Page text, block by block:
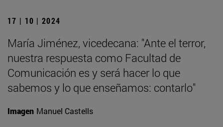
17 | 10 | 2024
María Jiménez, vicedecana: "Ante el terror,
nuestra respuesta como Facultad de
Comunicación es y será hacer lo que
sabemos y lo que enseñamos: contarlo"
Imagen Manuel Castells